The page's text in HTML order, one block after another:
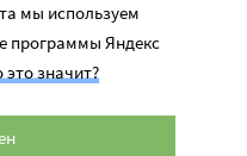
мы используем
программы Яндекс
это значит?